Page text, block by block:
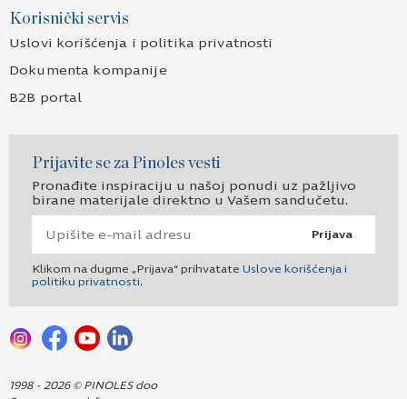
Korisnički servis
Uslovi korišćenja i politika privatnosti
Dokumenta kompanije
B2B portal
Prijavite se za Pinoles vesti
Pronađite inspiraciju u našoj ponudi uz pažljivo
birane materijale direktno u Vašem sandučetu.
Prijava
Klikom na dugme „Prijava“ prihvatate Uslove korišćenja i
politiku privatnosti.
1998 - 2026 © PINOLES doo